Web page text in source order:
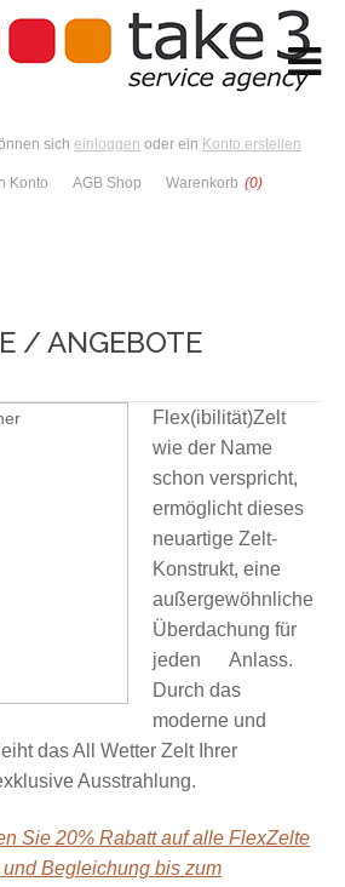
sich einloggen oder ein Konto erstellen
Konto AGB Shop Warenkorb (0)
/ ANGEBOTE
Flex(ibilität)Zelt
wie der Name
schon verspricht,
ermöglicht dieses
neuartige Zelt-
Konstrukt, eine
außergewöhnliche
Überdachung für
jeden Anlass.
Durch das
moderne und
das All Wetter Zelt Ihrer
Ausstrahlung.
Sie 20% Rabatt auf alle FlexZelte
Begleichung bis zum